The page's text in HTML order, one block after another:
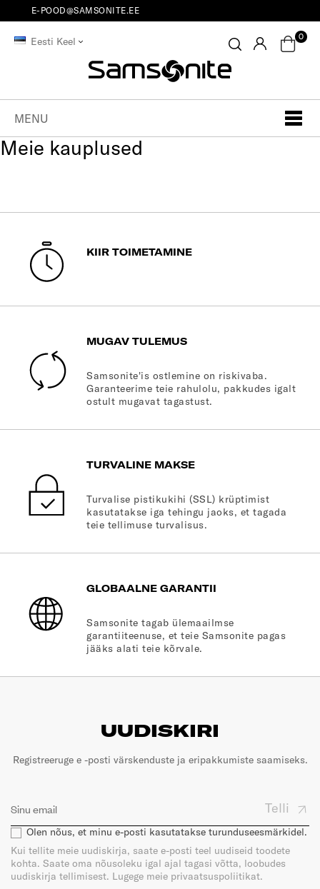
E-POOD@SAMSONITE.EE
Eesti Keel 0
MENU
Meie kauplused
KIIR TOIMETAMINE
MUGAV TULEMUS
Samsonite'is ostlemine on riskivaba.
Garanteerime teie rahulolu, pakkudes igalt
ostult mugavat tagastust.
TURVALINE MAKSE
Turvalise pistikukihi (SSL) krüptimist
kasutatakse iga tehingu jaoks, et tagada
teie tellimuse turvalisus.
GLOBAALNE GARANTII
Samsonite tagab ülemaailmse
garantiiteenuse, et teie Samsonite pagas
jääks alati teie kõrvale.
UUDISKIRI
Registreeruge e -posti värskenduste ja eripakkumiste saamiseks.
Telli
Olen nõus, et minu e-posti kasutatakse turunduseesmärkidel.
Kui tellite meie uudiskirja, saate e-posti teel uudiseid toodete
kohta. Saate oma nõusoleku igal ajal tagasi võtta, loobudes
uudiskirja tellimisest. Lugege meie privaatsuspoliitikat.